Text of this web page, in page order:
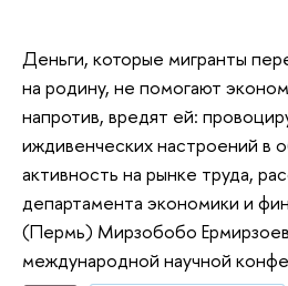
Деньги, которые мигранты
на родину, не помогают
напротив, вредят ей:
иждивенческих настроений в
активность на рынке труда,
департамента экономики и
(Пермь) Мирзобобо
международной научной